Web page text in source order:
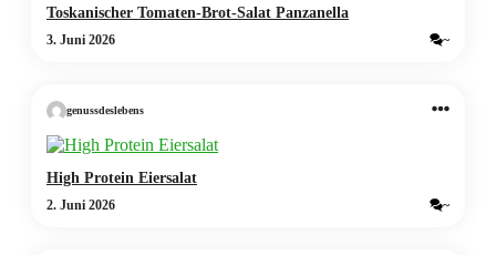
Toskanischer Tomaten-Brot-Salat Panzanella
3. Juni 2026 ~
genussdeslebens
High Protein Eiersalat
2. Juni 2026 ~